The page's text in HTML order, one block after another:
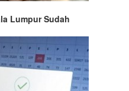
Lumpur Sudah